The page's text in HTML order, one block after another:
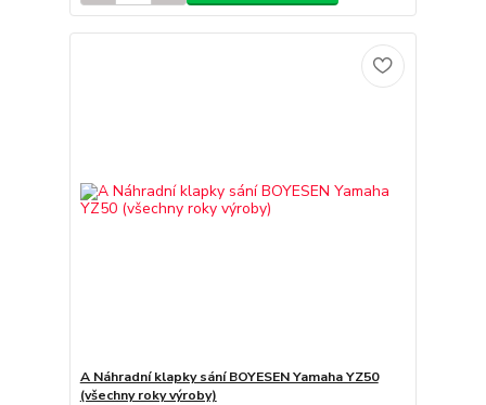
A Náhradní klapky sání BOYESEN Yamaha YZ50
(všechny roky výroby)